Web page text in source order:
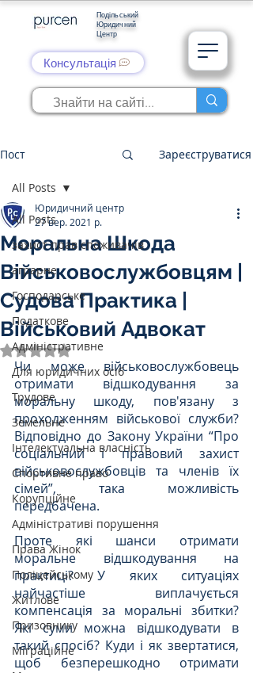
Подільський
Юридичний
Центр
Консультація
Пост Зареєструватися
All Posts
захист прав споживачів
аграрне
Господарське
Податкове
Адміністративне
Для юридичних осіб
Трудове
Земельне
Інтелектуальна власність
Спортивне право
Корупційне
Адміністративі порушення
Права Жінок
Поліцейському
Житлове
Призовнику
Міграційне
All Posts
Моральна Шкода
Військовослужбовцям |
Судова Практика |
Військовий Адвокат
Юридичний центр
27 вер. 2021 р.
Оцінка: NaN з 5 зірок.
Чи може військовослужбовець
отримати відшкодування за
моральну шкоду, пов'язану з
проходженням військової служби?
Відповідно до Закону України “Про
соціальний і правовий захист
військовослужбовців та членів їх
сімей”, така можливість
передбачена.
Проте які шанси отримати
моральне відшкодування на
практиці? У яких ситуаціях
найчастіше виплачується
компенсація за моральні збитки?
Які суми можна відшкодувати в
такий спосіб? Куди і як звертатися,
щоб безперешкодно отримати